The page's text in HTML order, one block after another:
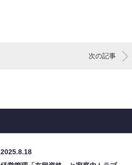
次の記事
2025.8.18